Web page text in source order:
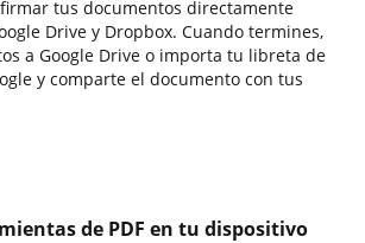
tus documentos directamente
Drive y Dropbox. Cuando termines,
a Google Drive o importa tu libreta de
y comparte el documento con tus
de PDF en tu dispositivo